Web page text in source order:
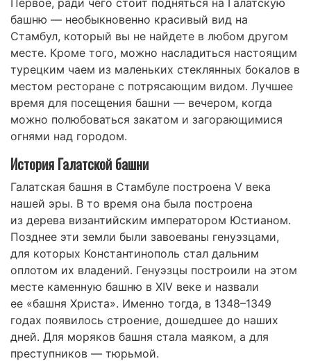
башню — необыкновенно красивый вид на
Стамбул, который вы не найдете в любом другом
месте. Кроме того, можно насладиться настоящим
турецким чаем из маленьких стеклянных бокалов в
местом ресторане с потрясающим видом. Лучшее
время для посещения башни — вечером, когда
можно полюбоваться закатом и загорающимися
огнями над городом.
История Галатской башни
Галатская башня в Стамбуле построена V века
нашей эры. В то время она была построена
из дерева византийским императором Юстианом.
Позднее эти земли были завоеваны генуэзцами,
для которых Константинополь стал дальним
оплотом их владений. Генуэзцы построили на этом
месте каменную башню в XIV веке и назвали
ее «башня Христа». Именно тогда, в 1348–1349
годах появилось строение, дошедшее до наших
дней. Для моряков башня стала маяком, а для
преступников — тюрьмой.